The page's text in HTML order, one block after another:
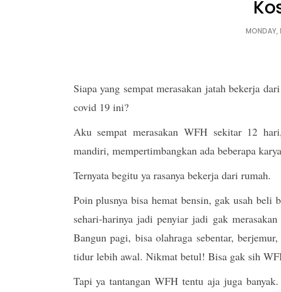
MONDAY,
Siapa yang sempat merasakan jatah bekerja
covid 19 ini?
Aku sempat merasakan WFH sekitar 12
mandiri, mempertimbangkan ada beberapa
Ternyata begitu ya rasanya bekerja dari rumah.
Poin plusnya bisa hemat bensin, gak usah beli
sehari-harinya jadi penyiar jadi gak
Bangun pagi, bisa olahraga sebentar,
tidur lebih awal. Nikmat betul! Bisa gak sih
Tapi ya tantangan WFH tentu aja juga